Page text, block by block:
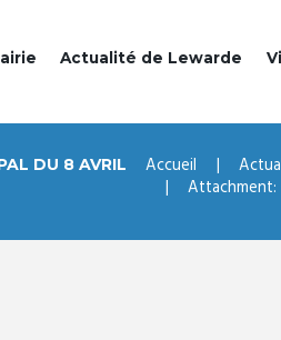
Actualité de Lewarde
DU 8 AVRIL
Accueil
Attachment: